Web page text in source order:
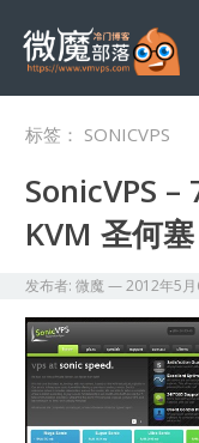
标签： SONICVPS
SonicVPS
KVM 圣何塞
发布者:微魔—2012年5月